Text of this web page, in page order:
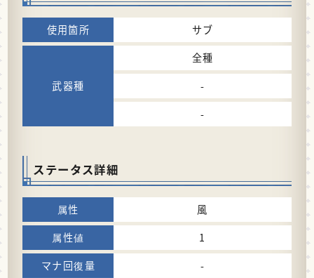
サブ
全種
-
-
ステータス詳細
風
1
-